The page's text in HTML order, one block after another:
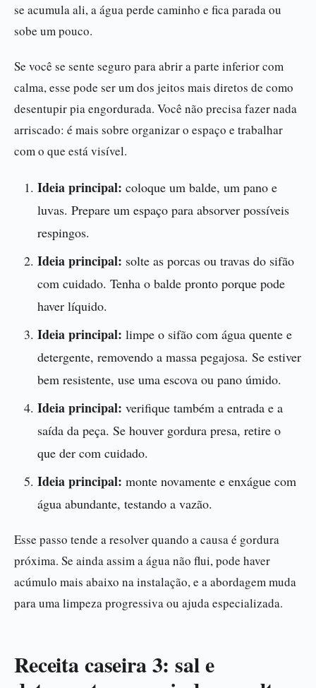
se acumula ali, a água perde caminho e fica parada ou
sobe um pouco.
Se você se sente seguro para abrir a parte inferior com
calma, esse pode ser um dos jeitos mais diretos de como
desentupir pia engordurada. Você não precisa fazer nada
arriscado: é mais sobre organizar o espaço e trabalhar
com o que está visível.
Ideia principal: coloque um balde, um pano e
luvas. Prepare um espaço para absorver possíveis
respingos.
Ideia principal: solte as porcas ou travas do sifão
com cuidado. Tenha o balde pronto porque pode
haver líquido.
Ideia principal: limpe o sifão com água quente e
detergente, removendo a massa pegajosa. Se estiver
bem resistente, use uma escova ou pano úmido.
Ideia principal: verifique também a entrada e a
saída da peça. Se houver gordura presa, retire o
que der com cuidado.
Ideia principal: monte novamente e enxágue com
água abundante, testando a vazão.
Esse passo tende a resolver quando a causa é gordura
próxima. Se ainda assim a água não flui, pode haver
acúmulo mais abaixo na instalação, e a abordagem muda
para uma limpeza progressiva ou ajuda especializada.
Receita caseira 3: sal e